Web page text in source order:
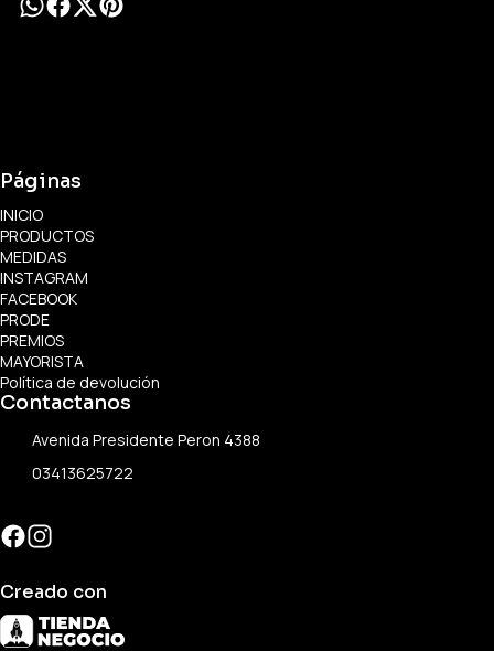
Páginas
INICIO
PRODUCTOS
MEDIDAS
INSTAGRAM
FACEBOOK
PRODE
PREMIOS
MAYORISTA
Política de devolución
Contactanos
Avenida Presidente Peron 4388
03413625722
Creado con